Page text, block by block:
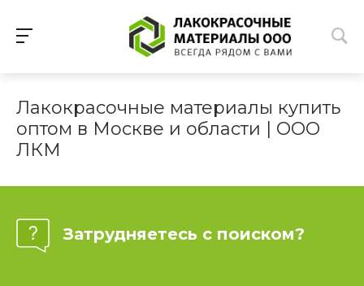
Лакокрасочные материалы купить
оптом в Москве и области | ООО
ЛКМ
Затрудняетесь с поиском?